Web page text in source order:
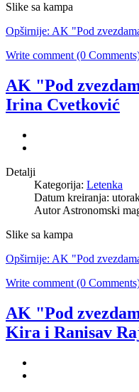
Slike sa kampa
Opširnije: AK "Pod
Write comment (0
AK "Pod
Irina Cvetković
Detalji
Kategorija: Letenka
Datum kreiranja:
AutorAstronomski
Slike sa kampa
Opširnije: AK "Pod
Write comment (0
AK "Pod
Kira i Ranisav